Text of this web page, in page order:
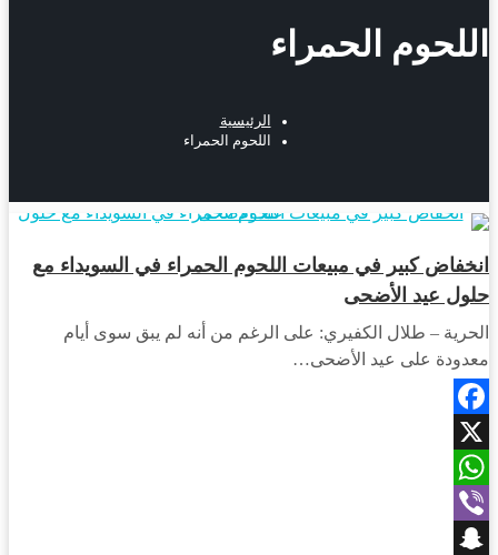
اللحوم الحمراء
الرئيسية
اللحوم الحمراء
أخبار المحافظات
انخفاض كبير في مبيعات اللحوم الحمراء في السويداء مع
حلول عيد الأضحى
الحرية – طلال الكفيري: على الرغم من أنه لم يبق سوى أيام
معدودة على عيد الأضحى…
Facebook
X
WhatsApp
Viber